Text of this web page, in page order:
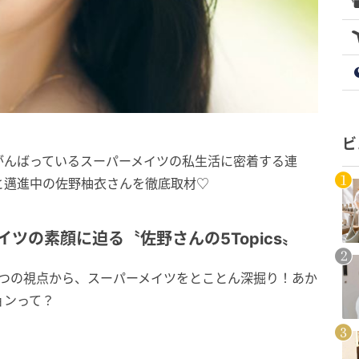
ばっているスーパーメイツの私生活に密着する連
進中の佐野柚衣さんを徹底取材♡
ツの素顔に迫る〝佐野さんの5Topics〟
の視点から、スーパーメイツをとことん深掘り！あか
って？